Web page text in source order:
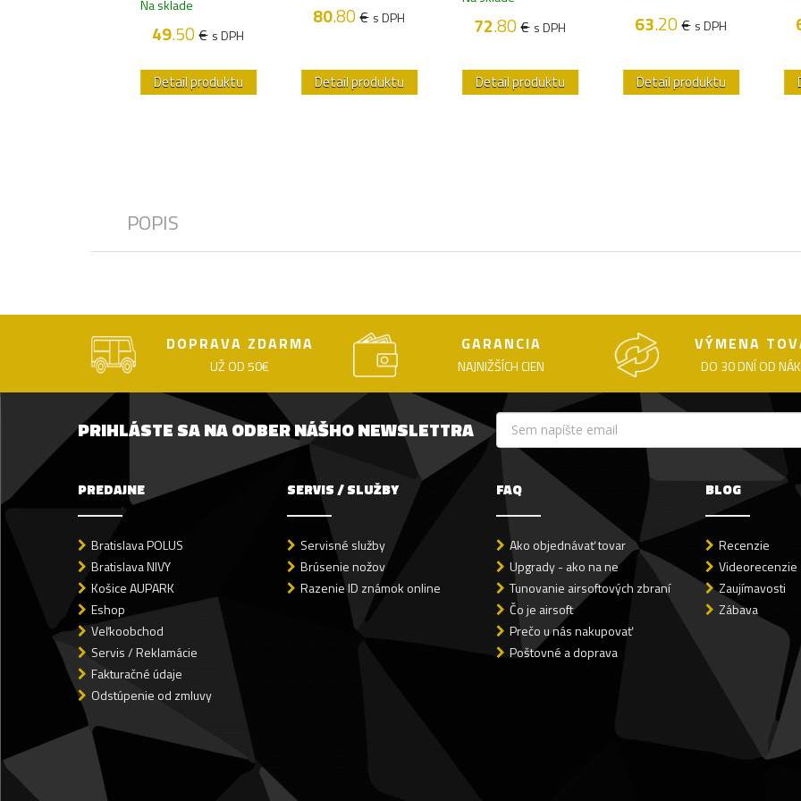
Na sklade
49.50€ s DPH
Detail produktu
80.80€ s DPH
Detail produktu
72.80€ s DPH
Detail produktu
63.20€ s DPH
Detail produktu
POPIS
DOPRAVA ZDARMA
UŽ OD 50€
GARANCIA
NAJNIŽŠÍCH CIEN
VÝMENA
DO 30 DNÍ OD
PRIHLÁSTE SA NA ODBER NÁŠHO NEWSLETTRA
PREDAJNE
Bratislava POLUS
Bratislava NIVY
Košice AUPARK
Eshop
Veľkoobchod
Servis / Reklamácie
Fakturačné údaje
Odstúpenie od zmluvy
SERVIS / SLUŽBY
Servisné služby
Brúsenie nožov
Razenie ID známok online
FAQ
Ako objednávať tovar
Upgrady - ako na ne
Tunovanie airsoftových zbraní
Čo je airsoft
Prečo u nás nakupovať
Poštovné a doprava
BLOG
Recenzie
Videorecenzie
Zaujímavosti
Zábava